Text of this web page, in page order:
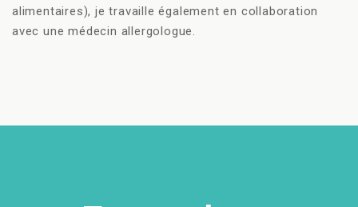
alimentaires), je travaille également en collaboration
avec une médecin allergologue.